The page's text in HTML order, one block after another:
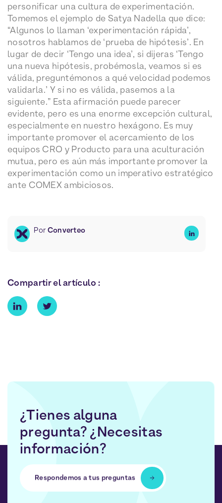
personificar una cultura de experimentación.
Tomemos el ejemplo de Satya Nadella que dice:
“Algunos lo llaman ‘experimentación rápida’,
nosotros hablamos de ‘prueba de hipótesis’. En
lugar de decir ‘Tengo una idea’, si dijeras ‘Tengo
una nueva hipótesis, probémosla, veamos si es
válida, preguntémonos a qué velocidad podemos
validarla.’ Y si no es válida, pasemos a la
siguiente.” Esta afirmación puede parecer
evidente, pero es una enorme excepción cultural,
especialmente en nuestro hexágono. Es muy
importante promover el acercamiento de los
equipos CRO y Producto para una aculturación
mutua, pero es aún más importante promover la
experimentación como un imperativo estratégico
ante COMEX ambiciosos.
Por Converteo
Compartir el artículo :
¿Tienes alguna
pregunta? ¿Necesitas
información?
Respondemos a tus preguntas